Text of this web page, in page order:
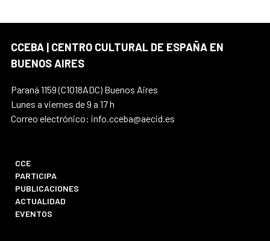
CCEBA | CENTRO CULTURAL DE ESPAÑA EN
BUENOS AIRES
Paraná 1159 (C1018ADC) Buenos Aires
Lunes a viernes de 9 a 17 h
Correo electrónico: info.cceba@aecid.es
CCE
PARTICIPA
PUBLICACIONES
ACTUALIDAD
EVENTOS